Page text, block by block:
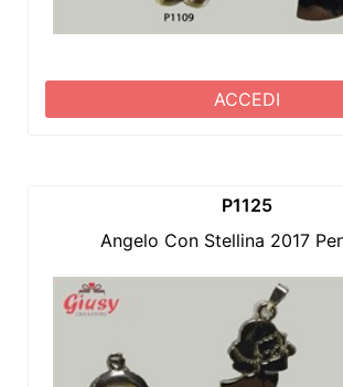
ACCEDI
P1125
Angelo Con Stellina 2017